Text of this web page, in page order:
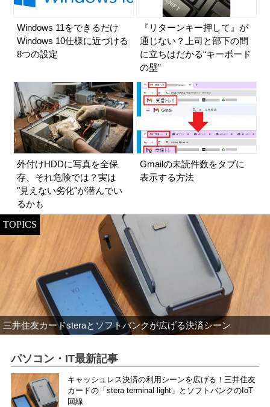
Windows 11をできるだけ
Windows 10仕様に近づける
8つの設定
『リターンキー押して』が
通じない？上司と部下の間
に立ちはだかる“キーボード
の壁”
外付けHDDに写真を全保
存、それ危険では？実は
"見えない劣化"が潜んでい
るかも
Gmailの未読件数をタブに
表示する方法
TOPICS
三井住友カードsteraとソフトバンクが広げる決済シーン
パソコン・IT最新記事
キャッシュレス決済の利用シーンを広げる！三井住友
カードの「stera terminal light」とソフトバンクのIoT
回線